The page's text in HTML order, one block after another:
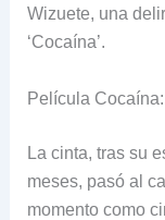
Wizuete, una
‘Cocaína’.
Película
La cinta, tras su
meses, pasó al
momento como